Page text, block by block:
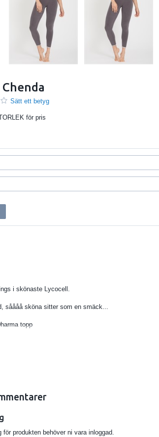
Sätt ett betyg
för pris
i skönaste Lycocell.
såååå sköna sitter som en smäck...
topp
Topaze färger.
för produkten behöver ni vara inloggad.